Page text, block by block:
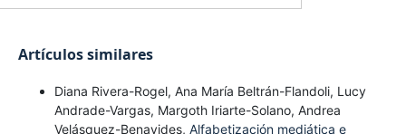
Artículos similares
Diana Rivera-Rogel, Ana María Beltrán-Flandoli, Lucy
Andrade-Vargas, Margoth Iriarte-Solano, Andrea
Velásquez-Benavides, Alfabetización mediática e